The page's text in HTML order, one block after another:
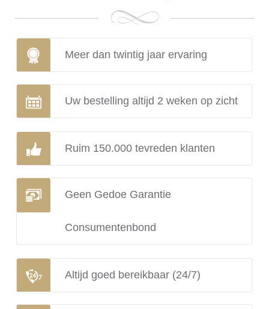
Meer dan twintig jaar ervaring
Uw bestelling altijd 2 weken op zicht
Ruim 150.000 tevreden klanten
Geen Gedoe Garantie
Consumentenbond
Altijd goed bereikbaar (24/7)